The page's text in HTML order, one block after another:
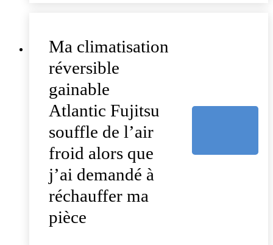
Ma climatisation
réversible
gainable
Atlantic Fujitsu
souffle de l’air
froid alors que
j’ai demandé à
réchauffer ma
pièce